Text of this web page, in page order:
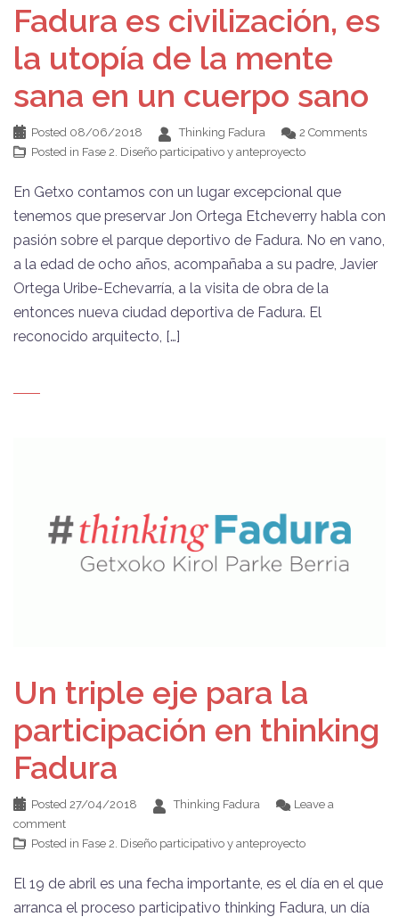
Fadura es civilización, es
la utopía de la mente
sana en un cuerpo sano
Posted 08/06/2018 Thinking Fadura
2 Comments
Posted in Fase 2. Diseño participativo y anteproyecto
En Getxo contamos con un lugar excepcional que
tenemos que preservar Jon Ortega Etcheverry habla con
pasión sobre el parque deportivo de Fadura. No en vano,
a la edad de ocho años, acompañaba a su padre, Javier
Ortega Uribe-Echevarría, a la visita de obra de la
entonces nueva ciudad deportiva de Fadura. El
reconocido arquitecto, […]
Un triple eje para la
participación en thinking
Fadura
Posted 27/04/2018 Thinking Fadura
Leave a
comment
Posted in Fase 2. Diseño participativo y anteproyecto
El 19 de abril es una fecha importante, es el día en el que
arranca el proceso participativo thinking Fadura, un día